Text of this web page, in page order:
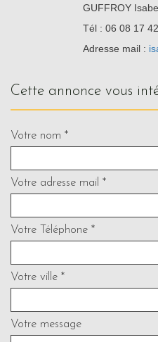
GUFFROY
Tél : 06 08 17
Adresse mail :
cette annonce vous
Votre nom *
Votre adresse mail *
Votre Téléphone *
Votre ville *
Votre message